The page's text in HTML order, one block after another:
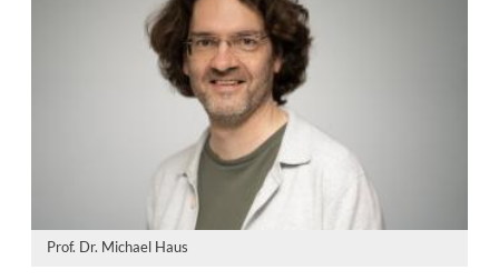
Prof. Dr. Michael Haus